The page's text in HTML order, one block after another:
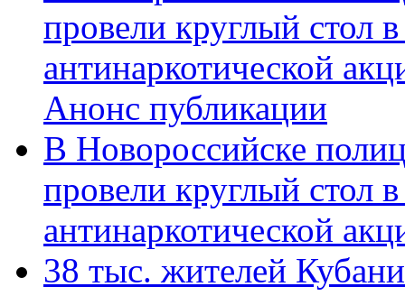
провели круглый стол
антинаркотической
Анонс публикации
В Новороссийске
провели круглый стол
антинаркотической
38 тыс. жителей